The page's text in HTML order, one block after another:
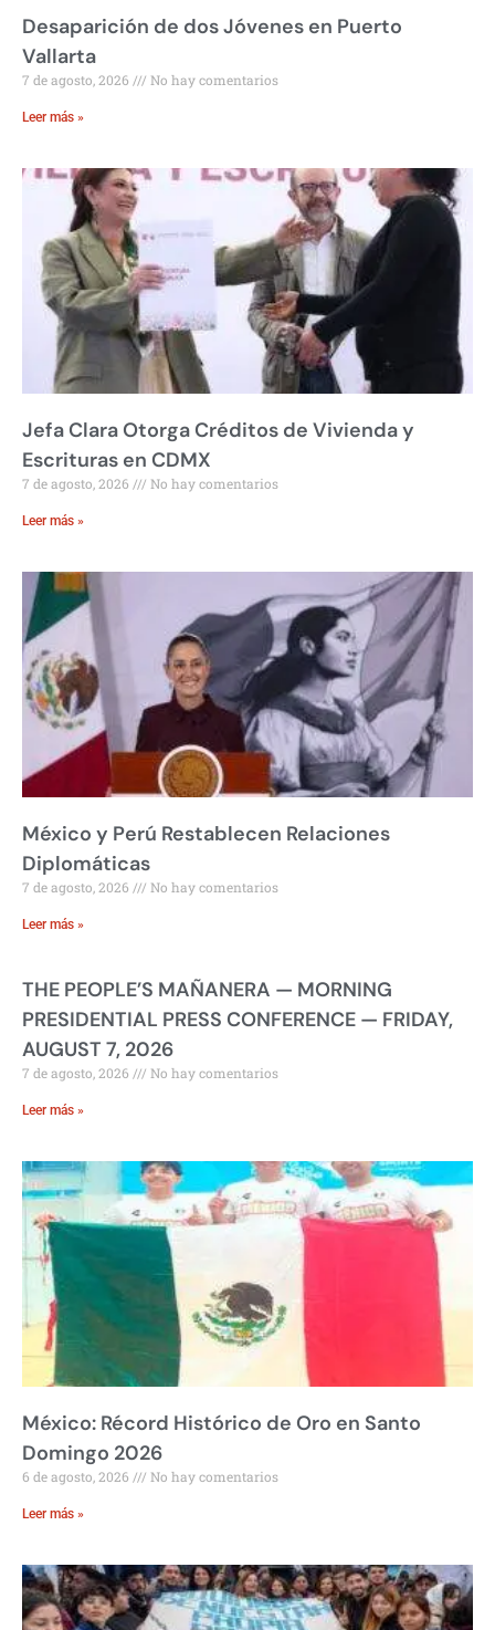
Desaparición de dos Jóvenes en Puerto
Vallarta
7 de agosto, 2026 No hay comentarios
Leer más »
Jefa Clara Otorga Créditos de Vivienda y
Escrituras en CDMX
7 de agosto, 2026 No hay comentarios
Leer más »
México y Perú Restablecen Relaciones
Diplomáticas
7 de agosto, 2026 No hay comentarios
Leer más »
THE PEOPLE’S MAÑANERA — MORNING
PRESIDENTIAL PRESS CONFERENCE — FRIDAY,
AUGUST 7, 2026
7 de agosto, 2026 No hay comentarios
Leer más »
México: Récord Histórico de Oro en Santo
Domingo 2026
6 de agosto, 2026 No hay comentarios
Leer más »